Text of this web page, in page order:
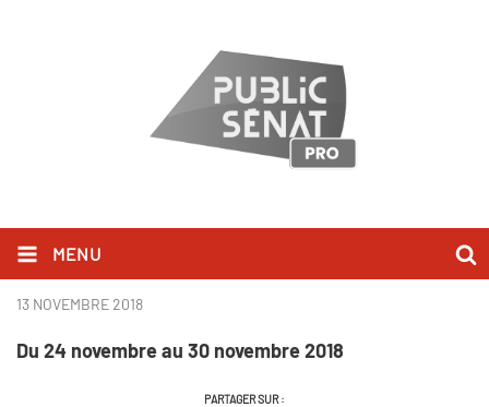
MENU
Les temps forts – Semaine 49
13 NOVEMBRE 2018
Du 24 novembre au 30 novembre 2018
PARTAGER SUR :